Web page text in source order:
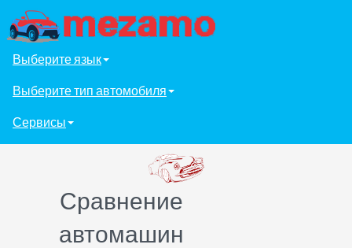
Выберите язык
Выберите тип автомобиля
Сервисы
Сравнение
автомашин